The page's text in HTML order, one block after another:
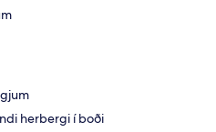
herbergi í boði